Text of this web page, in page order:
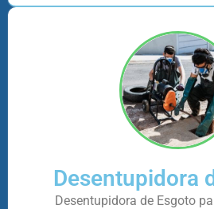
Desentupidora
Desentupidora de Esgoto